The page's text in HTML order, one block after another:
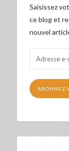
Saisissez
ce blog et
nouvel
mail
ABONNEZ-